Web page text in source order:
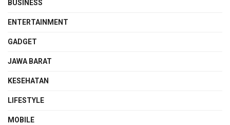
BUSINESS
ENTERTAINMENT
GADGET
JAWA BARAT
KESEHATAN
LIFESTYLE
MOBILE